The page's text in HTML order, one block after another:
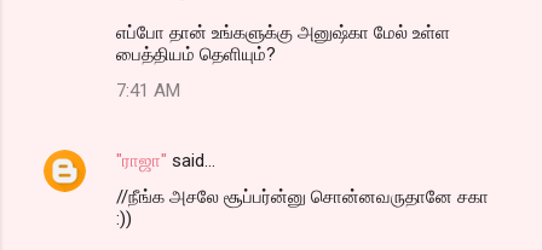
எப்போ தான் உங்களுக்கு அனுஷ்கா மேல் உள்ள
பைத்தியம் தெளியும்?
7:41 AM
"ராஜா" said…
//நீங்க அசலே சூப்பர்ன்னு சொன்னவருதானே சகா
:))